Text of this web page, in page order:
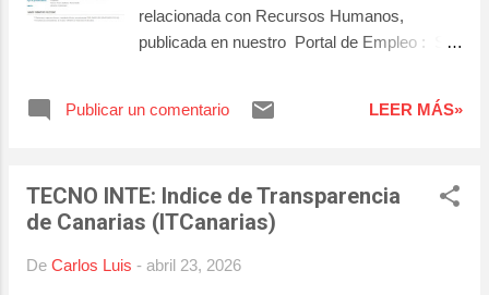
relacionada con Recursos Humanos,
publicada en nuestro Portal de Empleo : Si
Técnico/a en Gestión Laboral Para más
Tfnos : 922.391.554 / 638.943.586 👉 Email :
comercial@ticformacion.es /
Guacimara (Comercial) / Carlos (Prácticas)
Publicar un comentario LEER MÁS»
TECNO INTE: Indice de Transparencia
de Canarias (ITCanarias)
De Carlos Luis - abril 23, 2026